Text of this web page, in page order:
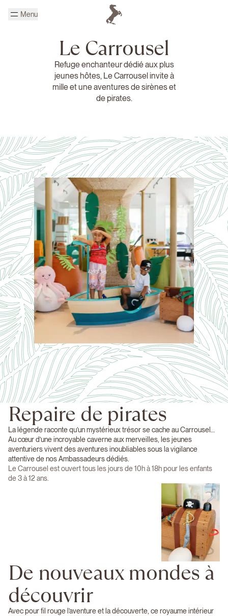
Menu
Le Carrousel
Refuge enchanteur dédié aux plus
jeunes hôtes, Le Carrousel invite à
mille et une aventures de sirènes et
de pirates.
Repaire de pirates
La légende raconte qu’un mystérieux trésor se cache au Carrousel…
Au cœur d’une incroyable caverne aux merveilles, les jeunes
aventuriers vivent des aventures inoubliables sous la vigilance
attentive de nos Ambassadeurs dédiés.
Le Carrousel est ouvert tous les jours de 10h à 18h pour les enfants
de 3 à 12 ans.
De nouveaux mondes à
découvrir
Avec pour fil rouge l’aventure et la découverte, ce royaume intérieur